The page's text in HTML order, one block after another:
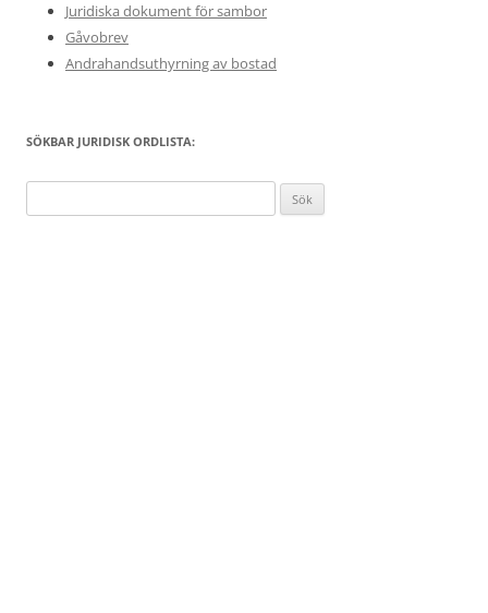
Juridiska dokument för sambor
Gåvobrev
Andrahandsuthyrning av bostad
SÖKBAR JURIDISK ORDLISTA:
efter: